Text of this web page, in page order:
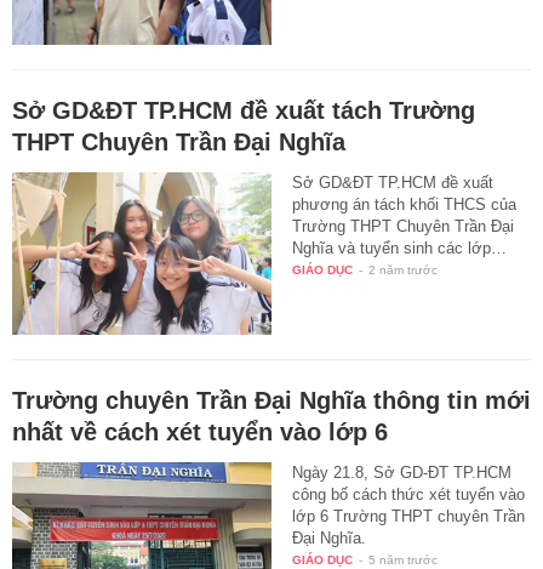
Sở GD&ĐT TP.HCM đề xuất tách Trường
THPT Chuyên Trần Đại Nghĩa
Sở GD&ĐT TP.HCM đề xuất
phương án tách khối THCS của
Trường THPT Chuyên Trần Đại
Nghĩa và tuyển sinh các lớp…
GIÁO DỤC - 2 năm trước
Trường chuyên Trần Đại Nghĩa thông tin mới
nhất về cách xét tuyển vào lớp 6
Ngày 21.8, Sở GD-ĐT TP.HCM
công bố cách thức xét tuyển vào
lớp 6 Trường THPT chuyên Trần
Đại Nghĩa.
GIÁO DỤC - 5 năm trước